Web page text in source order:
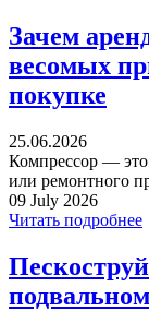
Зачем
весомых
покупке
25.06.2026
Компрессор — это
или ремонтного
09 July 2026
Читать подробнее